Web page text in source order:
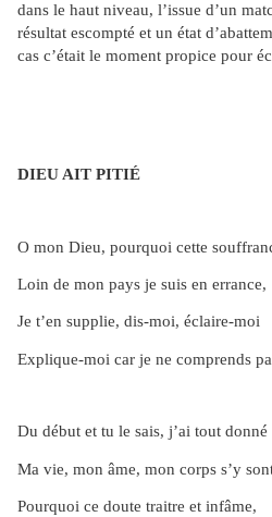
dans le haut niveau, l’issue d’un
résultat escompté et un état
cas c’était le moment propice pour
DIEU AIT PITIÉ
O mon Dieu, pourquoi cette
Loin de mon pays je suis en errance,
Je t’en supplie, dis-moi, éclaire-moi
Explique-moi car je ne comprends
Du début et tu le sais, j’ai tout donné
Ma vie, mon âme, mon corps s’y
Pourquoi ce doute traitre et infâme,